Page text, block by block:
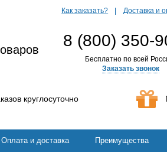
Как заказать? Доставка и
8 (800) 350-
Бесплатно по всей
Заказать звонок
круглосуточно
Оплата и доставка Преимущества